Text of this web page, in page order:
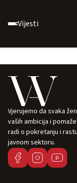
Vijesti
Vjerujemo da svaka
vaših ambicija i
radi o pokretanju i
javnom sektoru.